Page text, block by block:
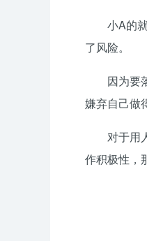
小A的
了风险。
因为要
嫌弃自己做
对于用
作积极性，